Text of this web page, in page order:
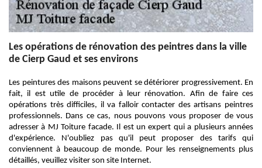
Les opérations de rénovation des peintres dans la ville
de Cierp Gaud et ses environs
Les peintures des maisons peuvent se détériorer progressivement. En
fait, il est utile de procéder à leur rénovation. Afin de faire ces
opérations très difficiles, il va falloir contacter des artisans peintres
professionnels. Dans ce cas, nous pouvons vous proposer de vous
adresser à MJ Toiture facade. Il est un expert qui a plusieurs années
d'expérience. N'oubliez pas qu'il peut proposer des tarifs qui
conviennent à beaucoup de monde. Pour les renseignements plus
détaillés, veuillez visiter son site Internet.